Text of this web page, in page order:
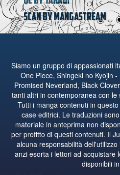
Siamo un gruppo di appassionati
One Piece, Shingeki no Kyojin
Promised Neverland, Black
tanti altri in contemporanea con
Tutti i manga contenuti in
case editrici. Le traduzioni
materiale in anteprima non
per profitto di questi contenuti. Il
alcuna responsabilità
anzi esorta i lettori ad acquistare
disponibili